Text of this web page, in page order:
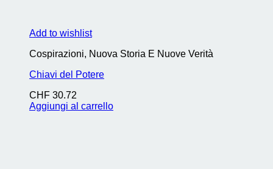
Add to wishlist
Cospirazioni, Nuova Storia E Nuove Verità
Chiavi del Potere
CHF 30.72
Aggiungi al carrello